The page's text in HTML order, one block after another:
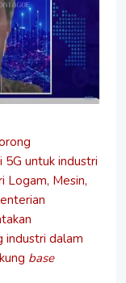
untuk industri
Logam, Mesin,
industri dalam
base